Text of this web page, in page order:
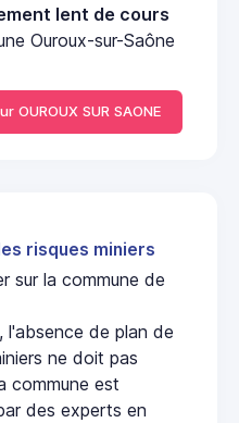
lent de cours
Ouroux-sur-Saône
OUROUX SUR SAONE
risques miniers
sur la commune de
l'absence de plan de
ne doit pas
commune est
des experts en